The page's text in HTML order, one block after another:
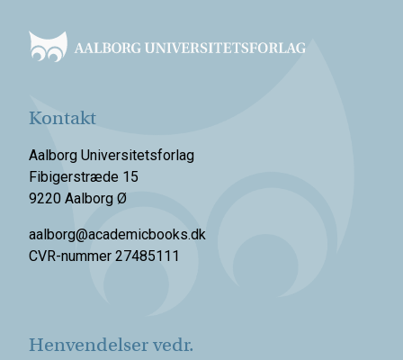
Kontakt
Aalborg Universitetsforlag
Fibigerstræde 15
9220 Aalborg Ø
aalborg@academicbooks.dk
CVR-nummer 27485111
Henvendelser vedr.